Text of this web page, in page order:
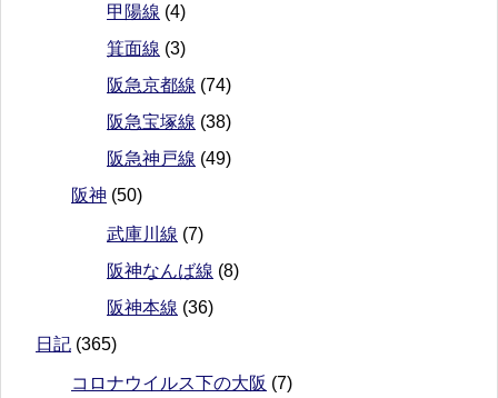
甲陽線 (4)
箕面線 (3)
阪急京都線 (74)
阪急宝塚線 (38)
阪急神戸線 (49)
阪神 (50)
武庫川線 (7)
阪神なんば線 (8)
阪神本線 (36)
日記 (365)
コロナウイルス下の大阪 (7)